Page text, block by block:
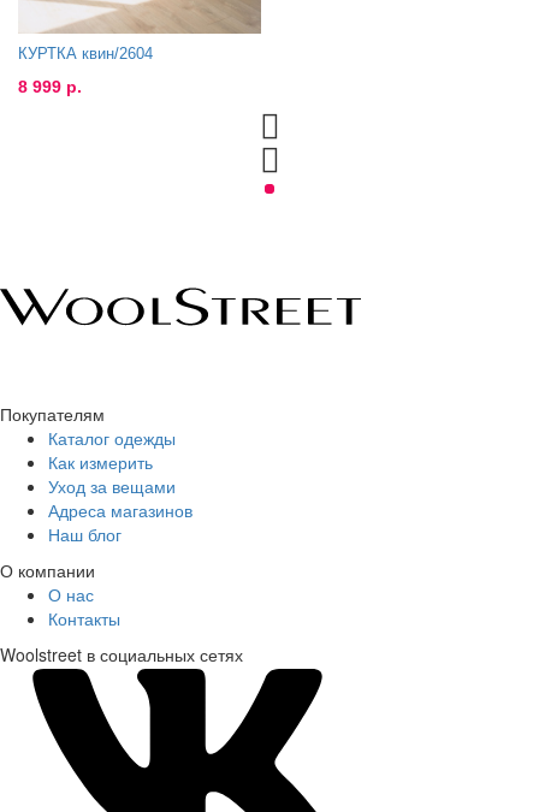
КУРТКА квин/2604
8 999 р.
Покупателям
Каталог одежды
Как измерить
Уход за вещами
Адреса магазинов
Наш блог
О компании
О нас
Контакты
Woolstreet в социальных сетях